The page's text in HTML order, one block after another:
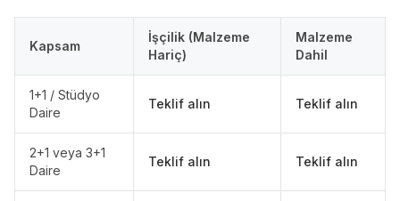
Kapsam
İşçilik (Malzeme
Hariç)
Malzeme
Dahil
1+1 / Stüdyo
Daire
Teklif alın Teklif alın
2+1 veya 3+1
Daire
Teklif alın Teklif alın